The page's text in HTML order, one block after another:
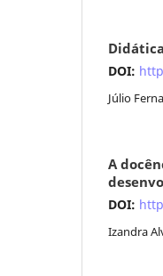
DOI:
Júlio
A
DOI:
Izandra